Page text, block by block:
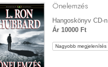
Önelemzés
Hangoskönyv CD-n
Ár 10000 Ft
Nagyobb megjelenítés